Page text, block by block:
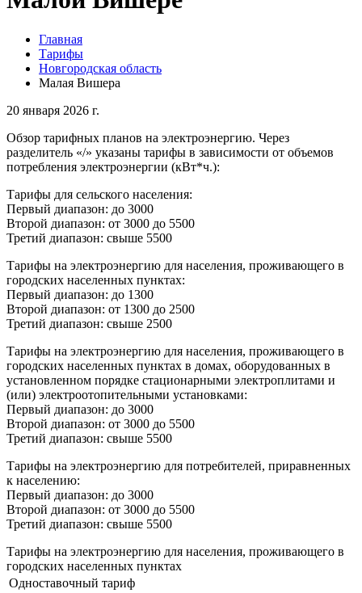
Главная
Тарифы
Новгородская область
Малая Вишера
20 января 2026 г.
Обзор тарифных планов на электроэнергию. Через
разделитель «/» указаны тарифы в зависимости от объемов
потребления электроэнергии (кВт*ч.):
Тарифы для сельского населения:
Первый диапазон: до 3000
Второй диапазон: от 3000 до 5500
Третий диапазон: свыше 5500
Тарифы на электроэнергию для населения, проживающего в
городских населенных пунктах:
Первый диапазон: до 1300
Второй диапазон: от 1300 до 2500
Третий диапазон: свыше 2500
Тарифы на электроэнергию для населения, проживающего в
городских населенных пунктах в домах, оборудованных в
установленном порядке стационарными электроплитами и
(или) электроотопительными установками:
Первый диапазон: до 3000
Второй диапазон: от 3000 до 5500
Третий диапазон: свыше 5500
Тарифы на электроэнергию для потребителей, приравненных
к населению:
Первый диапазон: до 3000
Второй диапазон: от 3000 до 5500
Третий диапазон: свыше 5500
Тарифы на электроэнергию для населения, проживающего в
городских населенных пунктах
Одноставочный тариф